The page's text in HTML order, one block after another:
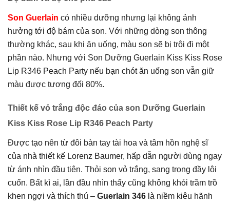
Son Guerlain có nhiều dưỡng nhưng lại không ảnh
hưởng tới độ bám của son. Với những dòng son thông
thường khác, sau khi ăn uống, màu son sẽ bị trôi đi một
phần nào. Nhưng với Son Dưỡng Guerlain Kiss Kiss Rose
Lip R346 Peach Party nếu bạn chót ăn uống son vẫn giữ
màu được tương đối 80%.
Thiết kế vỏ trắng độc đáo của son Dưỡng Guerlain
Kiss Kiss Rose Lip R346 Peach Party
Được tạo nên từ đôi bàn tay tài hoa và tâm hồn nghệ sĩ
của nhà thiết kế Lorenz Baumer, hấp dẫn người dùng ngay
từ ánh nhìn đầu tiên. Thỏi son vỏ trắng, sang trọng đầy lôi
cuốn. Bất kì ai, lần đầu nhìn thấy cũng không khỏi trầm trồ
khen ngợi và thích thú – Guerlain 346 là niềm kiêu hãnh